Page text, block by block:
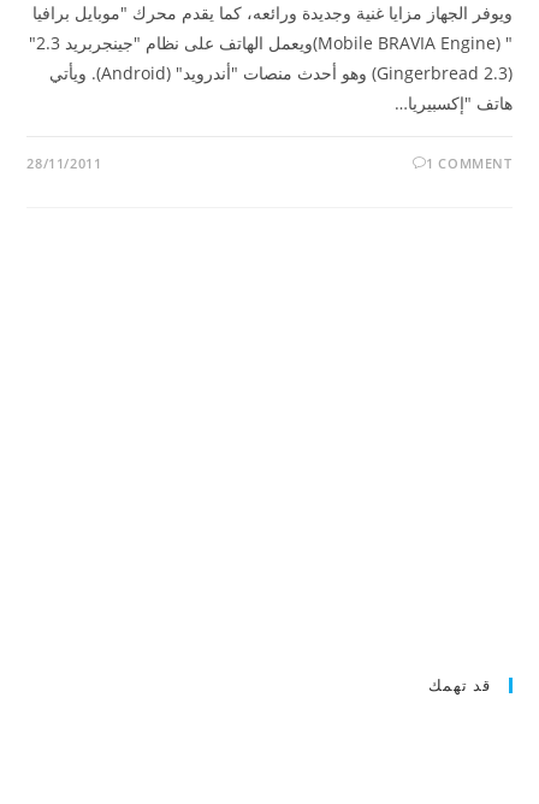
ويوفر الجهاز مزايا غنية وجديدة ورائعه، كما يقدم محرك "موبايل برافيا
" (Mobile BRAVIA Engine)ويعمل الهاتف على نظام "جينجربريد 2.3"
(Gingerbread 2.3) وهو أحدث منصات "أندرويد" (Android). ويأتي
هاتف "إكسبيريا…
1 COMMENT
28/11/2011
قد تهمك